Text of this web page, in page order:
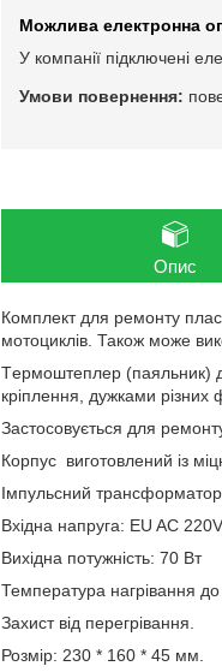
У компанії підключені
Опис
Комплект для ремонту
мотоциклів. Також може
Тepмоштeплep (паяльник)
кріплення, дужками різних
Застосовується для
Корпус виготовлений із
Імпульсний
Вхідна напруга: EU AC
Вихідна потужність: 70 Вт
Температура нагрівання
Захист від перегрівання.
Розмір: 230 * 160 * 45 мм.